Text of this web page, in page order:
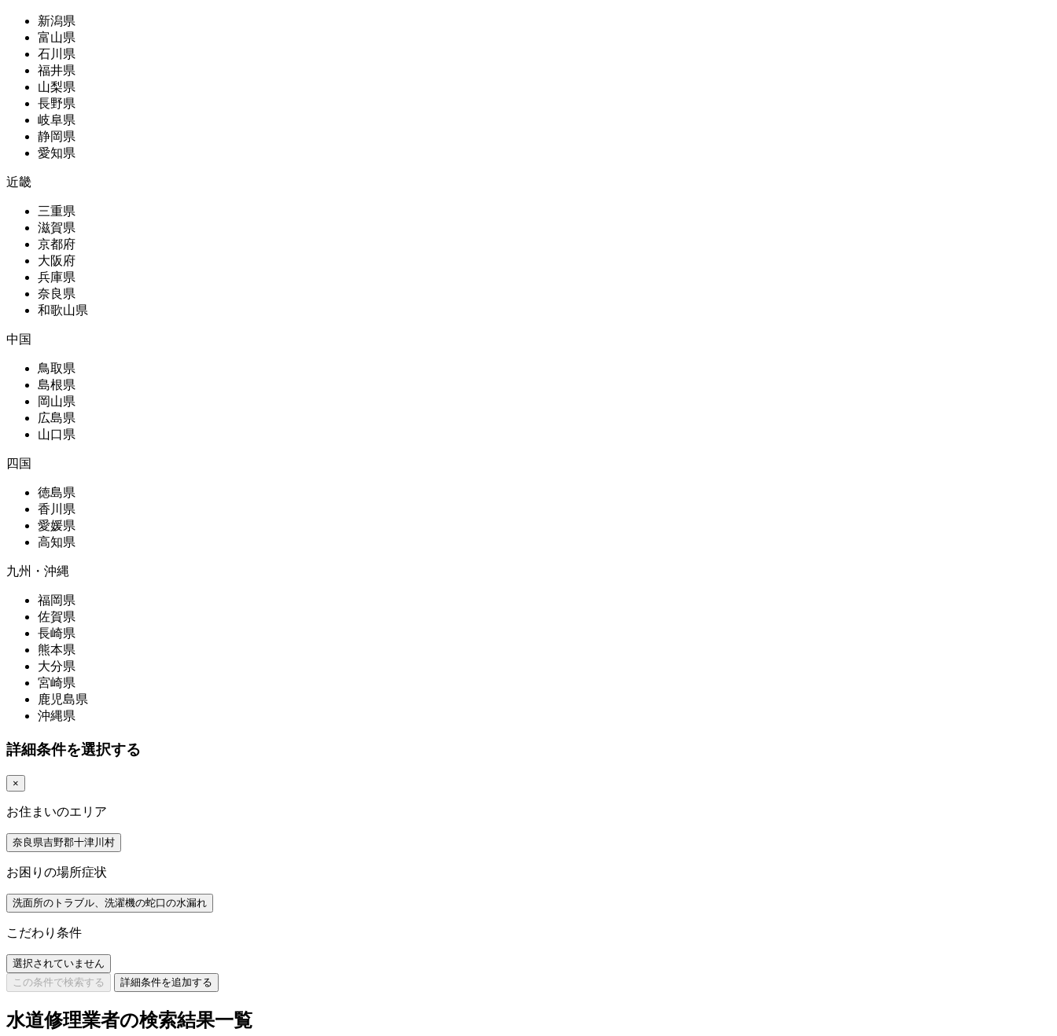
新潟県
富山県
石川県
福井県
山梨県
長野県
岐阜県
静岡県
愛知県
近畿
三重県
滋賀県
京都府
大阪府
兵庫県
奈良県
和歌山県
中国
鳥取県
島根県
岡山県
広島県
山口県
四国
徳島県
香川県
愛媛県
高知県
九州・沖縄
福岡県
佐賀県
長崎県
熊本県
大分県
宮崎県
鹿児島県
沖縄県
詳細条件を選択する
×
お住まいのエリア
奈良県吉野郡十津川村
お困りの場所症状
洗面所のトラブル、洗濯機の蛇口の水漏れ
こだわり条件
選択されていません
この条件で検索する
詳細条件を追加する
水道修理業者の検索結果一覧